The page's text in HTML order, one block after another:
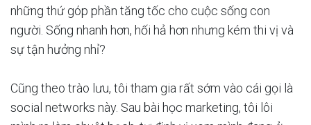
những thứ góp phần tăng tốc cho cuộc sống con
người. Sống nhanh hơn, hối hả hơn nhưng kém thi vị và
sự tận hưởng nhỉ?
Cũng theo trào lưu, tôi tham gia rất sớm vào cái gọi là
social networks này. Sau bài học marketing, tôi lôi